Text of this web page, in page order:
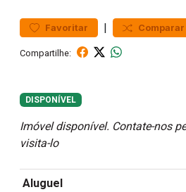
Favoritar | Comparar
Compartilhe:
DISPONÍVEL
Imóvel disponível. Contate-nos
visita-lo
Aluguel